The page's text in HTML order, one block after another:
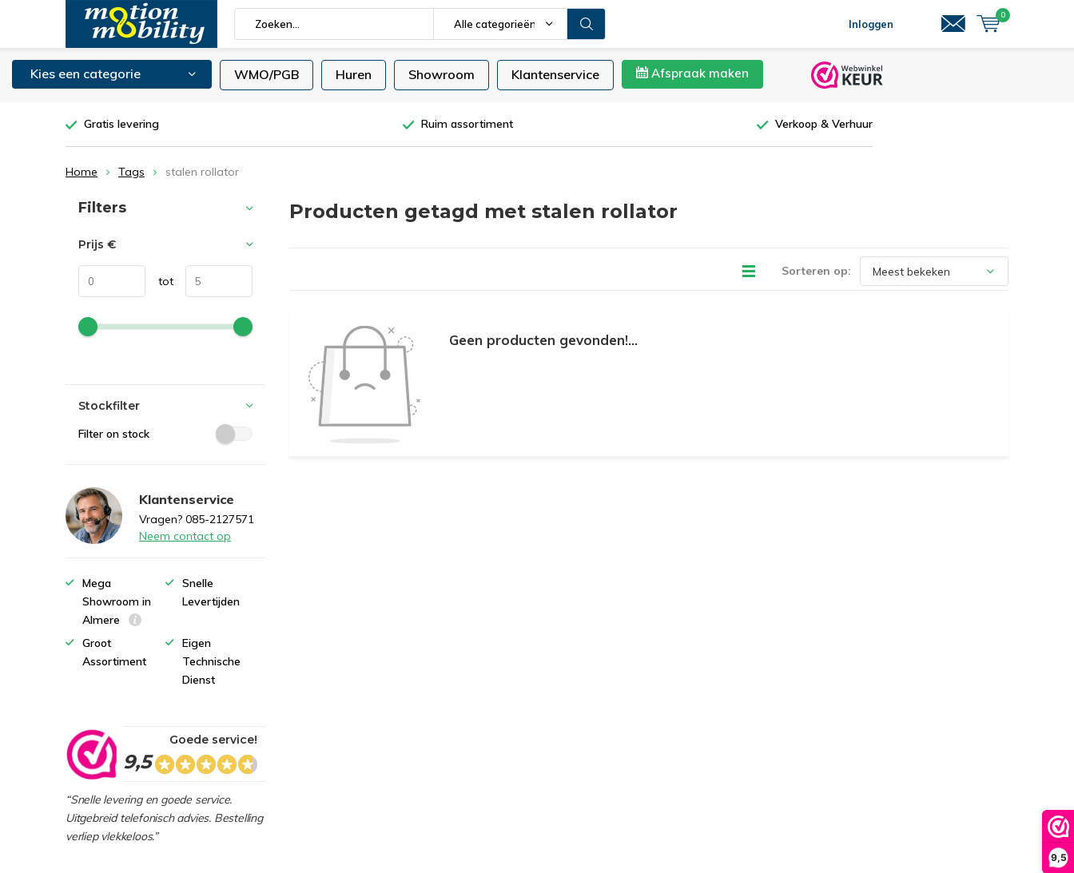
9,5
Alle categorieën Inloggen
0
Kies een categorie WMO/PGB Huren Showroom Klantenservice Afspraak maken
Gratis levering Ruim assortiment Verkoop & Verhuur
Home Tags stalen rollator
Producten getagd met stalen rollator
Sorteren op:
Geen producten gevonden!...
Sorteren op:
Filters
Prijs €
tot
Stockfilter
Filter on stock
Klantenservice
Vragen? 085-2127571
Neem contact op
Mega
Showroom in
Almere
Snelle
Levertijden
Groot
Assortiment
Eigen
Technische
Dienst
9,5
Goede service!
“Snelle levering en goede service.
Uitgebreid telefonisch advies. Bestelling
verliep vlekkeloos.”